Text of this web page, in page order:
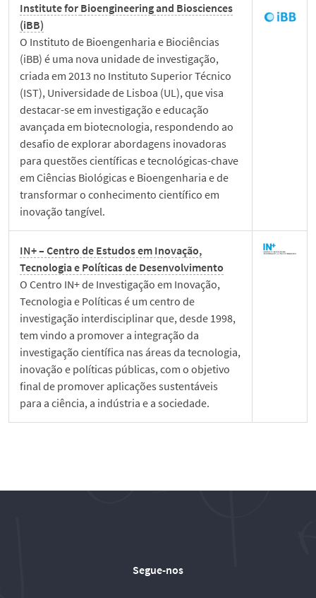
Institute for Bioengineeringand Biosciences
(iBB)
O Instituto de Bioengenharia e Biociências
(iBB) é uma nova unidade de investigação,
criada em 2013 no Instituto Superior Técnico
(IST), Universidade de Lisboa (UL), que visa
destacar-se em investigação e educação
avançada em biotecnologia, respondendo ao
desafio de explorar abordagens inovadoras
para questões científicas e tecnológicas-chave
em Ciências Biológicas e Bioengenharia e de
transformar o conhecimento científico em
inovação tangível.
IN+ – Centro de Estudos em Inovação,
Tecnologia e Políticas de Desenvolvimento
O Centro IN+ de Investigação em Inovação,
Tecnologia e Políticas é um centro de
investigação interdisciplinar que, desde 1998,
tem vindo a promover a integração da
investigação científica nas áreas da tecnologia,
inovação e políticas públicas, com o objetivo
final de promover aplicações sustentáveis
para a ciência, a indústria e a sociedade.
Segue-nos